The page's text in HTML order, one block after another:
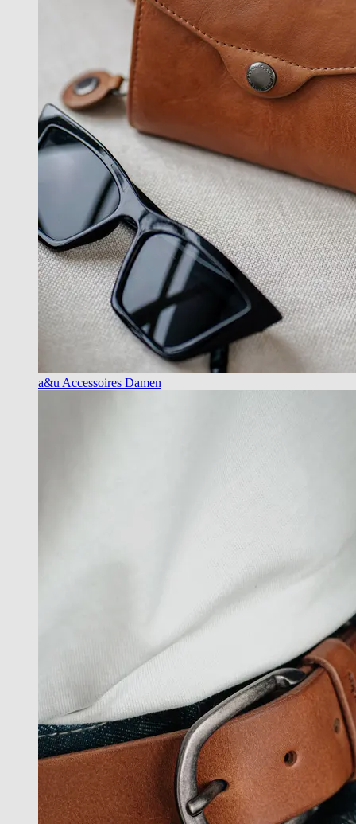
a&u Accessoires Damen